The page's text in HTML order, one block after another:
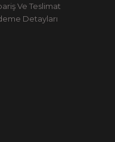
Ve Teslimat
Detayları